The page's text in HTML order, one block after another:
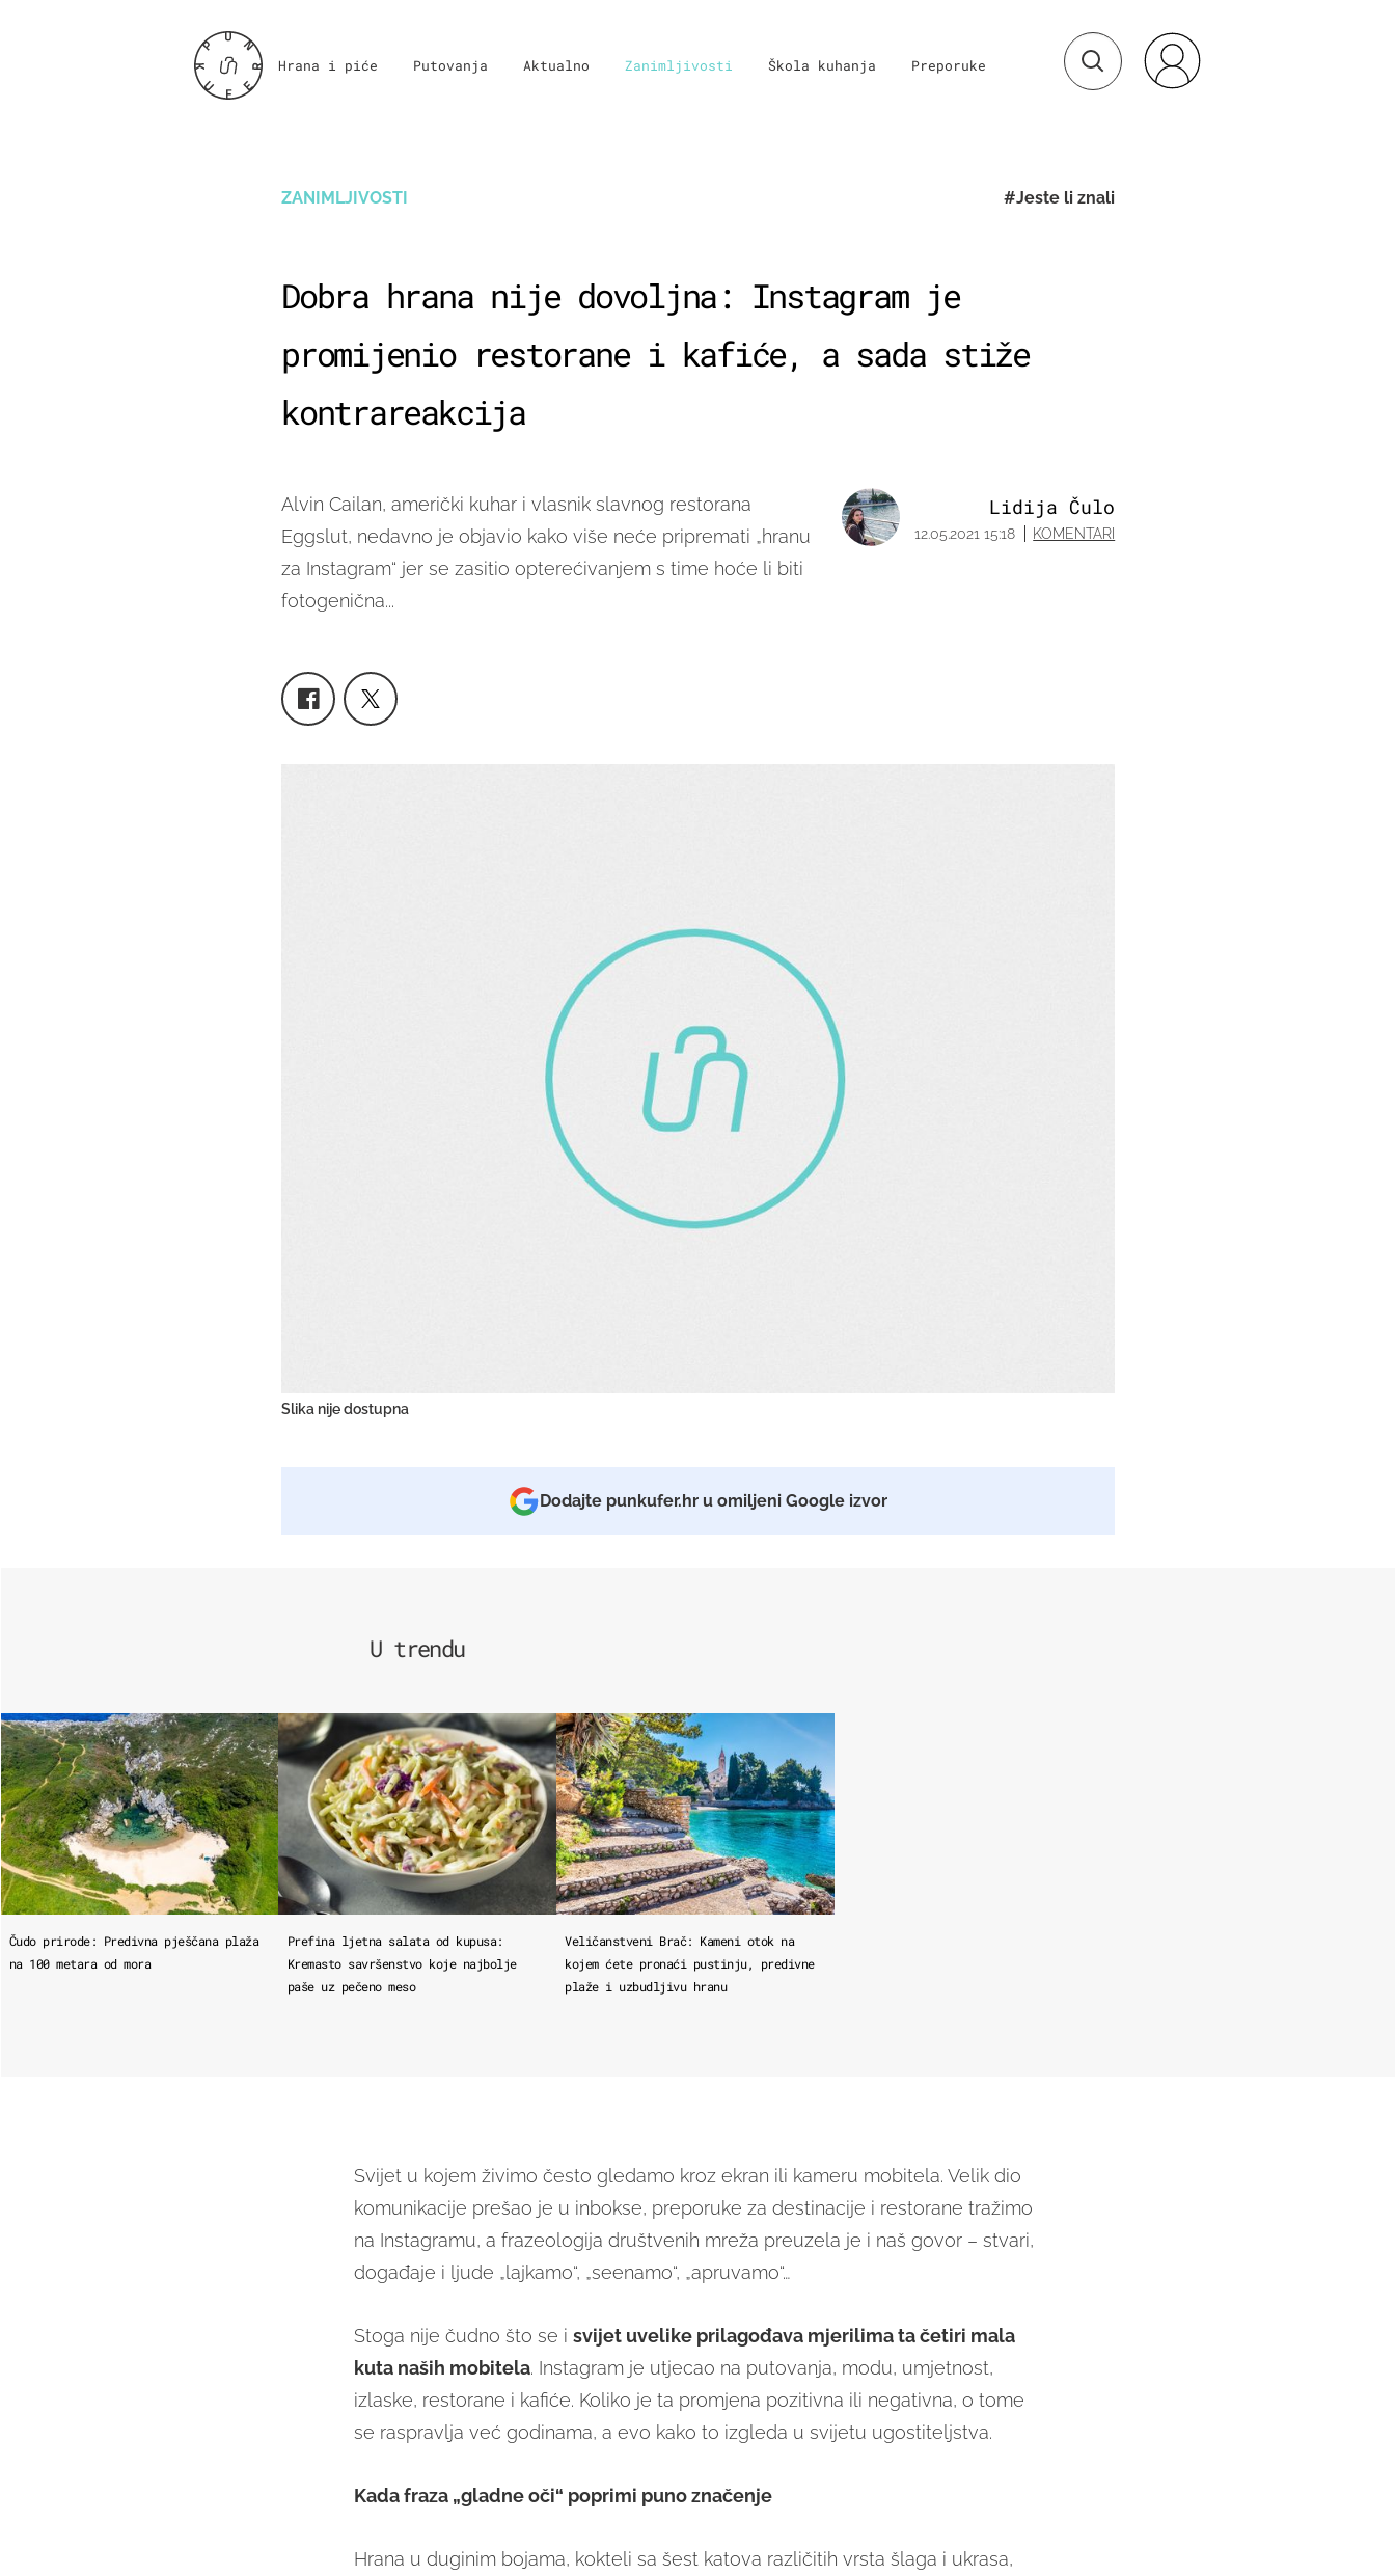
Hrana i piće Putovanja Aktualno Zanimljivosti Škola kuhanja Preporuke
ZANIMLJIVOSTI #Jeste li znali
Dobra hrana nije dovoljna: Instagram je
promijenio restorane i kafiće, a sada stiže
kontrareakcija
Alvin Cailan, američki kuhar i vlasnik slavnog restorana
Eggslut, nedavno je objavio kako više neće pripremati „hranu
za Instagram“ jer se zasitio opterećivanjem s time hoće li biti
fotogenična...
Lidija Čulo
12.05.2021 15:18 KOMENTARI
Slika nije dostupna
Dodajte punkufer.hr u omiljeni Google izvor
U trendu
Čudo prirode: Predivna pješčana plaža
na 100 metara od mora
Prefina ljetna salata od kupusa:
Kremasto savršenstvo koje najbolje
paše uz pečeno meso
Veličanstveni Brač: Kameni otok na
kojem ćete pronaći pustinju, predivne
plaže i uzbudljivu hranu
Svijet u kojem živimo često gledamo kroz ekran ili kameru mobitela. Velik dio
komunikacije prešao je u inbokse, preporuke za destinacije i restorane tražimo
na Instagramu, a frazeologija društvenih mreža preuzela je i naš govor – stvari,
događaje i ljude „lajkamo“, „seenamo“, „apruvamo“…
Stoga nije čudno što se i svijet uvelike prilagođava mjerilima ta četiri mala
kuta naših mobitela. Instagram je utjecao na putovanja, modu, umjetnost,
izlaske, restorane i kafiće. Koliko je ta promjena pozitivna ili negativna, o tome
se raspravlja već godinama, a evo kako to izgleda u svijetu ugostiteljstva.
Kada fraza „gladne oči“ poprimi puno značenje
Hrana u duginim bojama, kokteli sa šest katova različitih vrsta šlaga i ukrasa,